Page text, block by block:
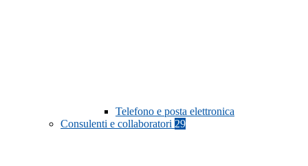
Telefono e posta elettronica
Consulenti e collaboratori 29